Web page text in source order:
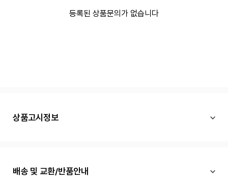
등록된 상품문의가 없습니다
상품고시정보
배송 및 교환/반품안내